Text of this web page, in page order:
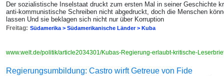
Der sozialistische Inselstaat druckt zum ersten Mal in seiner Geschichte
anti-kommunistische Schreiben nicht abgedruckt, doch die Menschen
lassen Und sie beklagen sich nicht nur über Korruption
Freitag: Südamerika > Südamerikanische Länder > Kuba
www.welt.de/politik/article2034301/Kubas-Regierung-erlaubt-kritische-
Regierungsumbildung: Castro wirft Getreue von Fide